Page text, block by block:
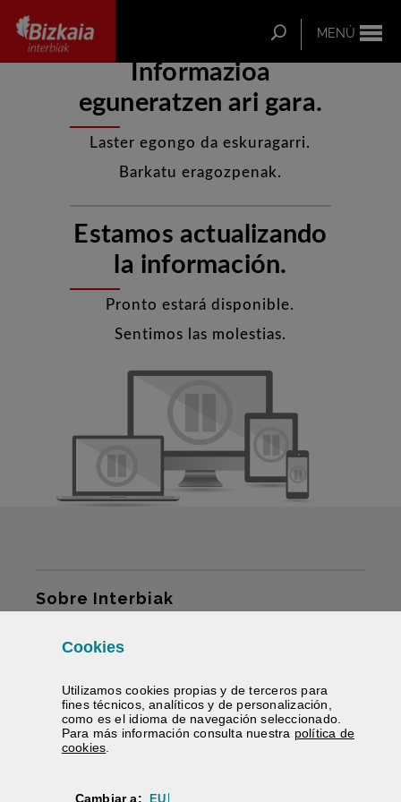
MENÚ
Buscar
Tareas de mantenimiento
Informazioa
eguneratzen ari gara.
Laster egongo da eskuragarri.
Barkatu eragozpenak.
Estamos actualizando
la información.
Pronto estará disponible.
Sentimos las molestias.
Sobre Interbiak
Infraestructuras y tarifas
Servicios
Información carreteras
Cookies
Utilizamoscookies propias y de terceros para
fines técnicos, analíticos y de personalización,
como es el idioma de navegación seleccionado.
Para más información consulta nuestra política de
cookies(Abre ventana modal)
.
Cambiar a: EU